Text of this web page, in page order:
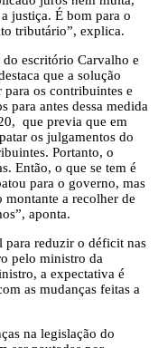
justiça. É bom para o
tributário”, explica.
escritório Carvalho e
que a solução
os contribuintes e
para antes dessa medida
que previa que em
os julgamentos do
Portanto, o
Então, o que se tem é
para o governo, mas
a recolher de
aponta.
para reduzir o déficit nas
pelo ministro da
a expectativa é
as mudanças feitas a
na legislação do